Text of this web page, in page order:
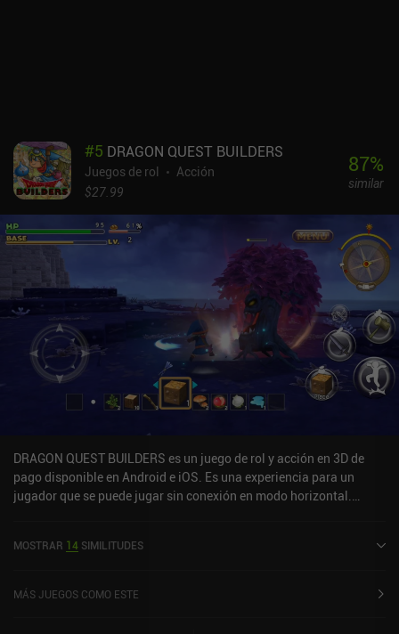
monetiza mediante un pase de batalla, ventas por tiempo limitado
e iAPs para un sistema gacha con mascotas de auto-looting que
también dan grandes aumentos de estadísticas. Aunque el pago
por ganar no es tan elevado como en Diablo Immortal, tampoco es
genial, así que no te dejes engañar. El lado positivo es que no hay
PvP.Es un juego que se acerca a la grandeza, así que si no esperas
que se parezca en nada a los juegos de Torchlight para PC, podrás
disfrutarlo durante un tiempo.
#5 DRAGON QUEST BUILDERS
Juegos de rol
Acción
$27.99
87%
similar
DRAGON QUEST BUILDERS es un juego de rol y acción en 3D de
pago disponible en Android e iOS. Es una experiencia para un
jugador que se puede jugar sin conexión en modo horizontal.
en la App Store de iOS.
MOSTRAR 14 SIMILITUDES
MÁS JUEGOS COMO ESTE